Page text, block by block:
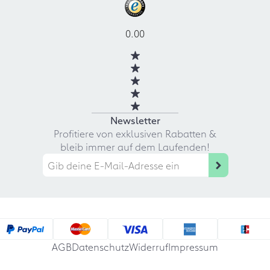
0.00
Newsletter
Profitiere von exklusiven Rabatten &
bleib immer auf dem Laufenden!
AGBDatenschutzWiderrufImpressum